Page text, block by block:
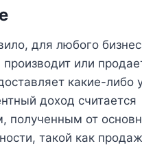
для любого
производит или
какие-либо
доход считается
полученным от
такой как